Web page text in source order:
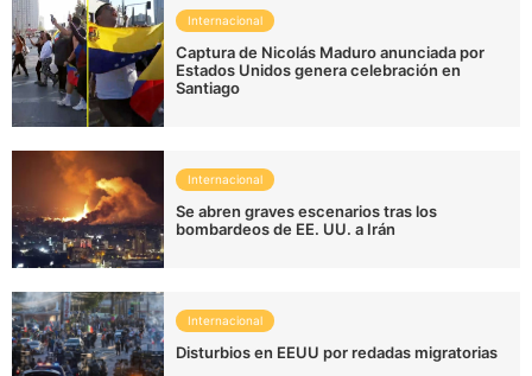
Internacional
Captura de Nicolás Maduro anunciada por
Estados Unidos genera celebración en
Santiago
Internacional
Se abren graves escenarios tras los
bombardeos de EE. UU. a Irán
Internacional
Disturbios en EEUU por redadas migratorias